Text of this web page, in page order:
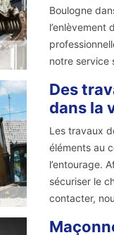
Boulogne
notre service
Des
dans la
Les travaux
éléments au
l’entourage.
sécuriser le
contacter,